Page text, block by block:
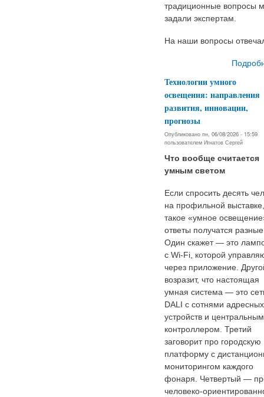
традиционные вопросы
задали экспертам.
На наши вопросы
Технологии умного
освещения: направления
развития, инновации,
прогнозы
Опубликовано пн, 06/08/2026 - 15:59
пользователем Игнатов Сергей
Что вообще считается
умным светом
Если спросить десять
на профильной
такое «умное
ответы получатся
Один скажет — это
с Wi-Fi, которой
через приложение.
возразит, что настоящая
умная система — это
DALI с сотнями адресных
устройств и центральным
контроллером. Третий
заговорит про городскую
платформу с
мониторингом каждого
фонаря. Четвертый —
человеко-